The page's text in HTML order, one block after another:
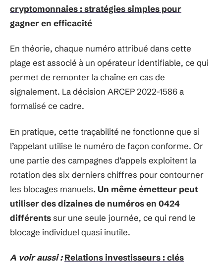
cryptomonnaies : stratégies simples pour
gagner en efficacité
En théorie, chaque numéro attribué dans cette
plage est associé à un opérateur identifiable, ce qui
permet de remonter la chaîne en cas de
signalement. La décision ARCEP 2022-1586 a
formalisé ce cadre.
En pratique, cette traçabilité ne fonctionne que si
l’appelant utilise le numéro de façon conforme. Or
une partie des campagnes d’appels exploitent la
rotation des six derniers chiffres pour contourner
les blocages manuels. Un même émetteur peut
utiliser des dizaines de numéros en 0424
différentssur une seule journée, ce qui rend le
blocage individuel quasi inutile.
A voir aussi : Relations investisseurs : clés